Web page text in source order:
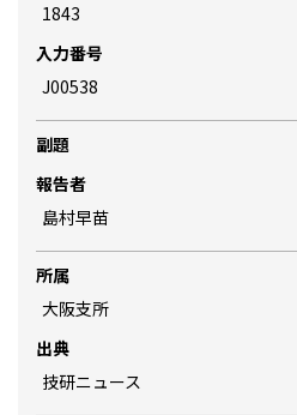
1843
入力番号
J00538
副題
報告者
島村早苗
所属
大阪支所
出典
技研ニュース